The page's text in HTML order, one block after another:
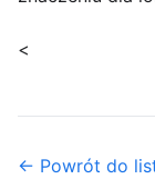
<
← Powrót do